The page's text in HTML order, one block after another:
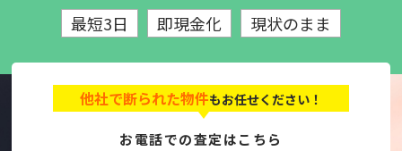
最短3日 即現金化 現状のまま
他社で断られた物件もお任せください！
お電話での査定はこちら